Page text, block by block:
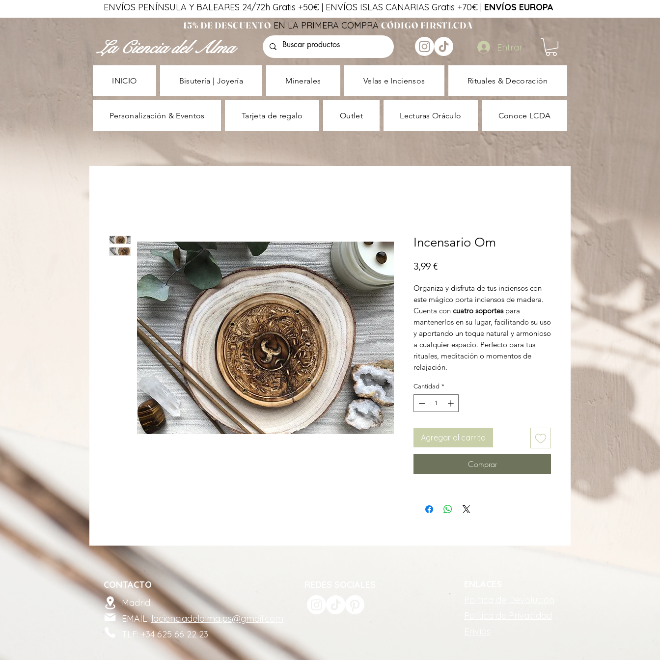
ENVÍOS PENÍNSULA Y BALEARES 24/72h Gratis +50€ | ENVÍOS ISLAS CANARIAS Gratis +70€ | ENVÍOS EUROPA
15% DE DESCUENTO EN LA PRIMERA COMPRA CÓDIGO FIRSTLCDA
La Ciencia del Alma Entrar
INICIO Bisutería | Joyería Minerales Velas e Inciensos Rituales & Decoración
Personalización & Eventos Tarjeta de regalo Outlet Lecturas Oráculo Conoce LCDA
Incensario Om
3,99 €Precio
Organiza y disfruta de tus inciensos con
este mágico porta inciensos de madera.
Cuenta con cuatro soportespara
mantenerlos en su lugar, facilitando su uso
y aportando un toque natural y armonioso
a cualquier espacio. Perfecto para tus
rituales, meditación o momentos de
relajación.
Cantidad *
Agregar al carrito
Comprar
CONTACTO
Madrid
EMAIL:lacienciadelalma.ps@gmail.com
TLF: +34 625 66 22 23